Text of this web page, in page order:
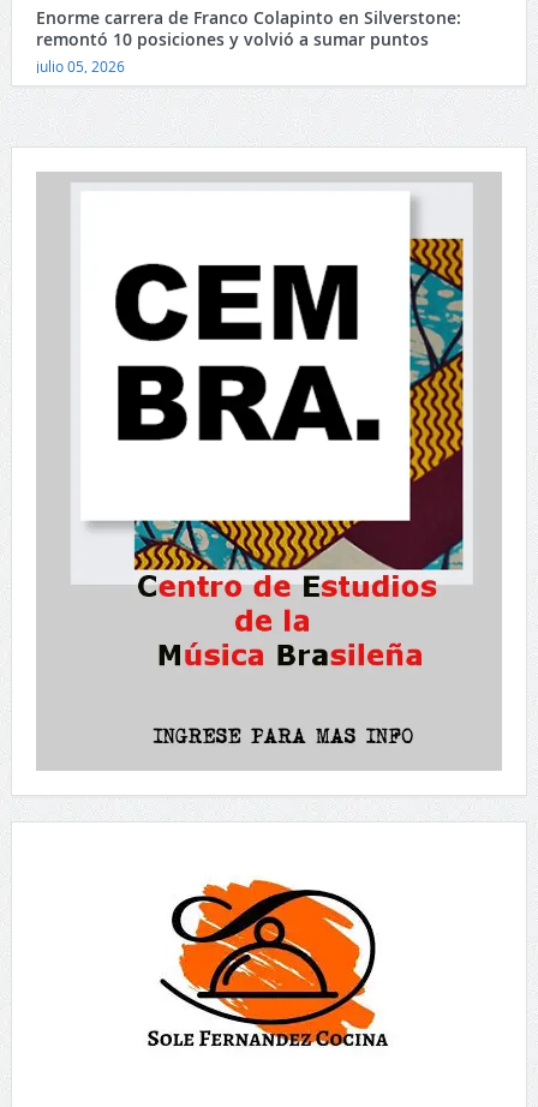
Enorme carrera de Franco Colapinto en Silverstone:
remontó 10 posiciones y volvió a sumar puntos
julio 05, 2026